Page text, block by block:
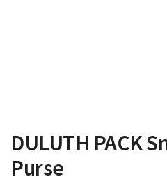
DULUTH PACK
Purse